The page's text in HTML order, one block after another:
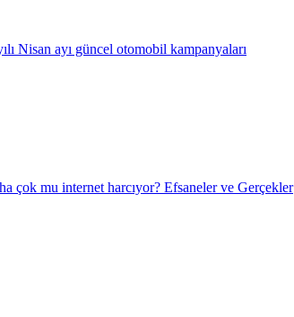
Nisan ayı güncel otomobil kampanyaları
çok mu internet harcıyor? Efsaneler ve Gerçekler